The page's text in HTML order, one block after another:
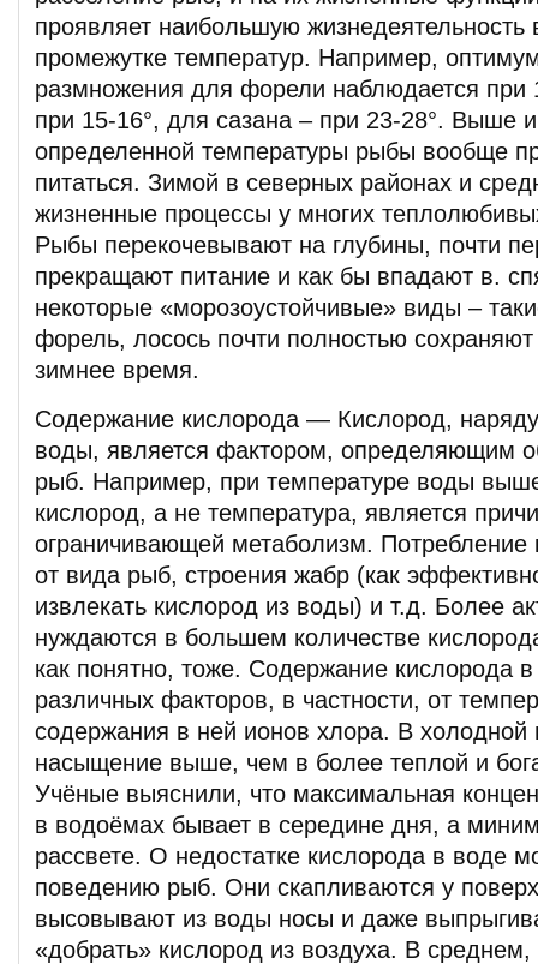
проявляет наибольшую жизнедеятельность
промежутке температур. Например,
размножения для форели наблюдается при
при 15-16°, для сазана – при 23-28°. Выше
определенной температуры рыбы вообще
питаться. Зимой в северных районах и
жизненные процессы у многих
Рыбы перекочевывают на глубины, почти
прекращают питание и как бы впадают в.
некоторые «морозоустойчивые» виды –
форель, лосось почти полностью сохраняют
зимнее время.
Содержание кислорода — Кислород,
воды, является фактором, определяющим
рыб. Например, при температуре воды
кислород, а не температура, является
ограничивающей метаболизм. Потребление
от вида рыб, строения жабр (как
извлекать кислород из воды) и т.д. Более
нуждаются в большем количестве
как понятно, тоже. Содержание кислорода в
различных факторов, в частности, от
содержания в ней ионов хлора. В холодной
насыщение выше, чем в более теплой и
Учёные выяснили, что максимальная
в водоёмах бывает в середине дня, а
рассвете. О недостатке кислорода в воде
поведению рыб. Они скапливаются у
высовывают из воды носы и даже
«добрать» кислород из воздуха. В